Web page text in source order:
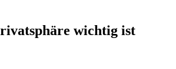
wichtig ist